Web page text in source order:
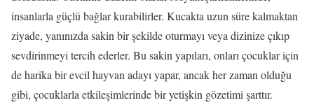
insanlarla güçlü bağlar kurabilirler. Kucakta uzun süre kalmaktan
ziyade, yanınızda sakin bir şekilde oturmayı veya dizinize çıkıp
sevdirinmeyi tercih ederler. Bu sakin yapıları, onları çocuklar için
de harika bir evcil hayvan adayı yapar, ancak her zaman olduğu
gibi, çocuklarla etkileşimlerinde bir yetişkin gözetimi şarttır.